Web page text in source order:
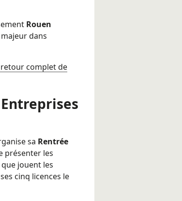
Rouen
dans
complet de
sa Rentrée
présenter les
jouent les
cinq licences le